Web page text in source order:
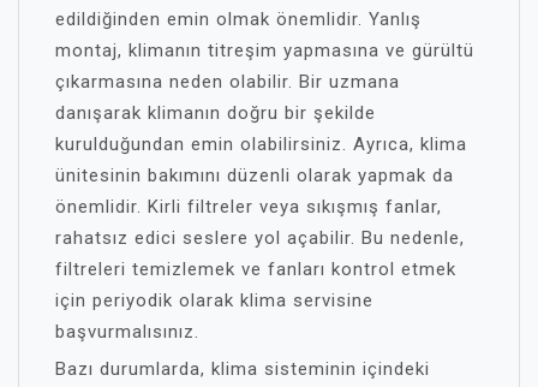
edildiğinden emin olmak önemlidir. Yanlış
montaj, klimanın titreşim yapmasına ve gürültü
çıkarmasına neden olabilir. Bir uzmana
danışarak klimanın doğru bir şekilde
kurulduğundan emin olabilirsiniz. Ayrıca, klima
ünitesinin bakımını düzenli olarak yapmak da
önemlidir. Kirli filtreler veya sıkışmış fanlar,
rahatsız edici seslere yol açabilir. Bu nedenle,
filtreleri temizlemek ve fanları kontrol etmek
için periyodik olarak klima servisine
başvurmalısınız.
Bazı durumlarda, klima sisteminin içindeki